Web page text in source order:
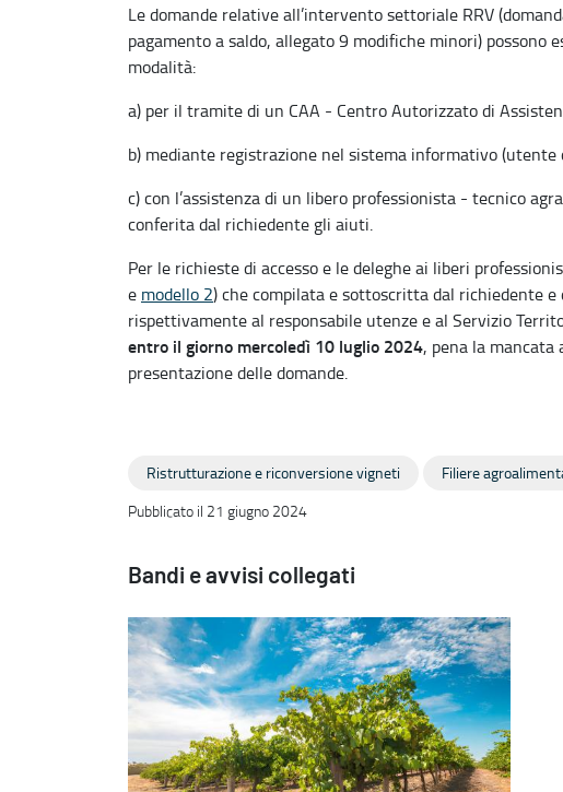
Le domande relative all’intervento settoriale RRV
pagamento a saldo, allegato 9 modifiche minori) possono
modalità:
a) per il tramite di un CAA - Centro Autorizzato di
b) mediante registrazione nel sistema informativo (utente
c) con l’assistenza di un libero professionista - tecnico
conferita dal richiedente gli aiuti.
Per le richieste di accesso e le deleghe ai liberi
e modello 2) che compilata e sottoscritta dal richiedente
rispettivamente al responsabile utenze e al Servizio
entro il giorno mercoledì 10 luglio 2024, pena la mancata
presentazione delle domande.
Ristrutturazione e riconversione vigneti Filiere
Pubblicato il 21 giugno 2024
Bandi e avvisi collegati